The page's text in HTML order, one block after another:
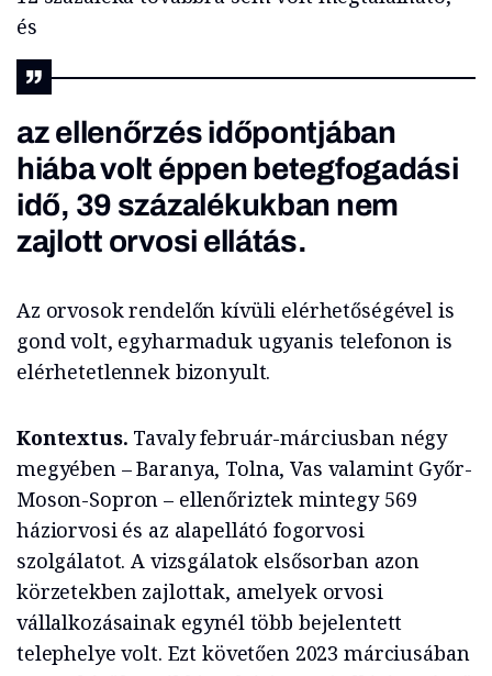
és
az ellenőrzés időpontjában
hiába volt éppen betegfogadási
idő, 39 százalékukban nem
zajlott orvosi ellátás.
Az orvosok rendelőn kívüli elérhetőségével is
gond volt, egyharmaduk ugyanis telefonon is
elérhetetlennek bizonyult.
Kontextus. Tavaly február-márciusban négy
megyében – Baranya, Tolna, Vas valamint Győr-
Moson-Sopron – ellenőriztek mintegy 569
háziorvosi és az alapellátó fogorvosi
szolgálatot. A vizsgálatok elsősorban azon
körzetekben zajlottak, amelyek orvosi
vállalkozásainak egynél több bejelentett
telephelye volt. Ezt követően 2023 márciusában